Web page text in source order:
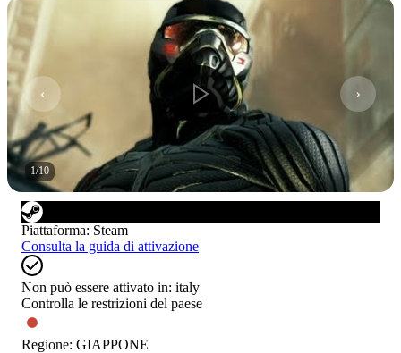
1/10
Piattaforma: Steam
Consulta la guida di attivazione
Non può essere attivato in: italy
Controlla le restrizioni del paese
Regione: GIAPPONE